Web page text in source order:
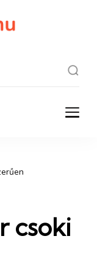
ami finom lesz.
csoki